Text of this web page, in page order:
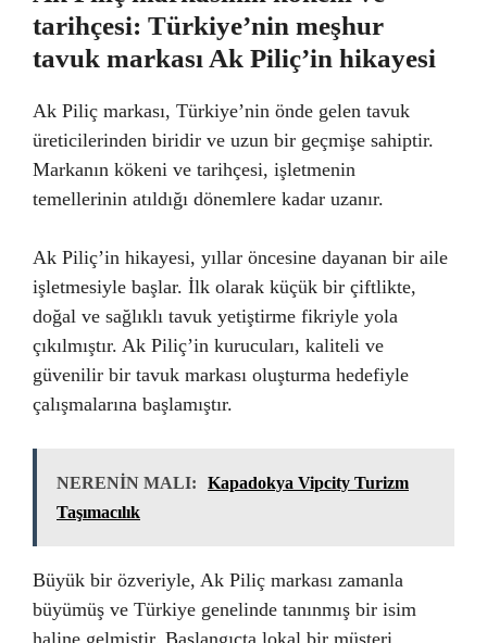
tarihçesi: Türkiye’nin meşhur
tavuk markası Ak Piliç’in hikayesi
Ak Piliç markası, Türkiye’nin önde gelen tavuk
üreticilerinden biridir ve uzun bir geçmişe sahiptir.
Markanın kökeni ve tarihçesi, işletmenin
temellerinin atıldığı dönemlere kadar uzanır.
Ak Piliç’in hikayesi, yıllar öncesine dayanan bir aile
işletmesiyle başlar. İlk olarak küçük bir çiftlikte,
doğal ve sağlıklı tavuk yetiştirme fikriyle yola
çıkılmıştır. Ak Piliç’in kurucuları, kaliteli ve
güvenilir bir tavuk markası oluşturma hedefiyle
çalışmalarına başlamıştır.
NERENİN MALI:
Kapadokya Vipcity Turizm
Taşımacılık
Büyük bir özveriyle, Ak Piliç markası zamanla
büyümüş ve Türkiye genelinde tanınmış bir isim